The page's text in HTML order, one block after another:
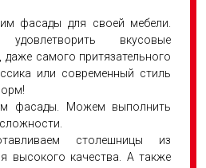
фасады для своей мебели.
вкусовые
самого притязательного
или современный стиль
фасады. Можем выполнить
столешницы из
высокого качества. А также